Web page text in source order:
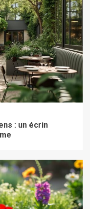
: un écrin